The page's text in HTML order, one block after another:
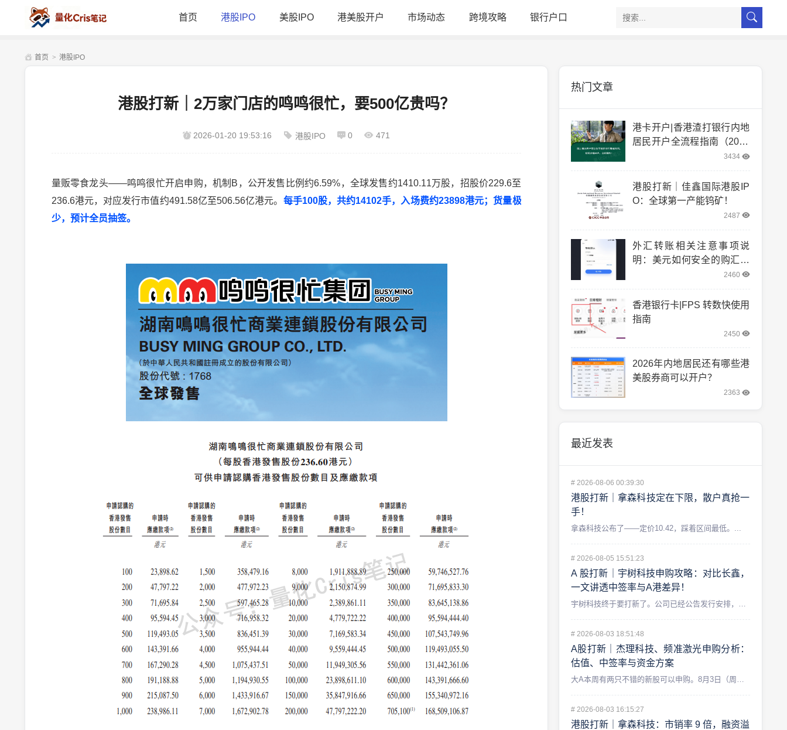
首页 港股IPO 美股IPO 港美股开户 市场动态 跨境攻略 银行户口
首页 > 港股IPO
港股打新｜2万家门店的鸣鸣很忙，要500亿贵吗？
2026-01-20 19:53:16 港股IPO 0 471
量贩零食龙头——鸣鸣很忙开启申购，机制B，公开发售比例约6.59%，全球发售约1410.11万股，招股价229.6至
236.6港元，对应发行市值约491.58亿至506.56亿港元。 每手100股，共约14102手，入场费约23898港元；货量极
少，预计全员抽签。
热门文章
港卡开户|香港渣打银行内地
居民开户全流程指南（2025
3434
港股打新｜佳鑫国际港股IP
O：全球第一产能钨矿！
2487
外汇转账相关注意事项说
明：美元如何安全的购汇和
2460
香港银行卡|FPS 转数快使用
指南
2450
2026年内地居民还有哪些港
美股券商可以开户？
2363
最近发表
# 2026-08-06 00:39:30
港股打新｜拿森科技定在下限，散户真抢一
手！
拿森科技公布了——定价10.42，踩着区间最低。...
# 2026-08-05 15:51:23
A 股打新｜宇树科技申购攻略：对比长鑫，
一文讲透中签率与A港差异！
# 2026-08-03 18:51:48
A股打新｜杰理科技、频准激光申购分析：
估值、中签率与资金方案
# 2026-08-03 16:15:27
港股打新｜拿森科技：市销率 9 倍，融资溢